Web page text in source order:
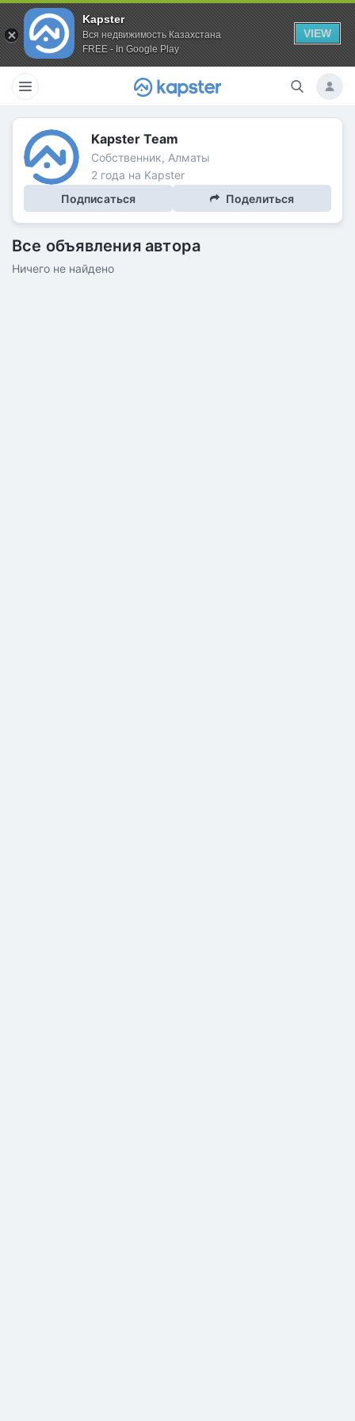
Kapster
Вся недвижимость Казахстана
FREE - In Google Play
VIEW
Kapster Team
Собственник, Алматы
2 года на Kapster
Подписаться
Поделиться
Все объявления автора
Ничего не найдено